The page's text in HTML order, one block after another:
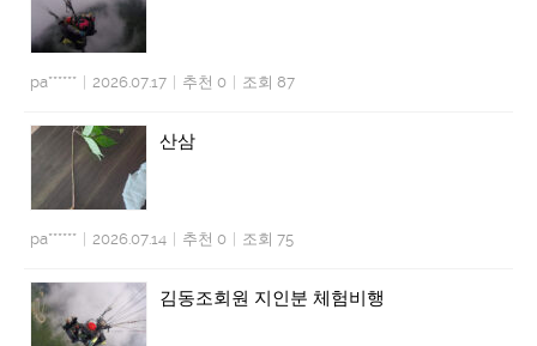
pa****** 2026.07.17 추천 0 조회 87
산삼
pa****** 2026.07.14 추천 0 조회 75
김동조회원 지인분 체험비행